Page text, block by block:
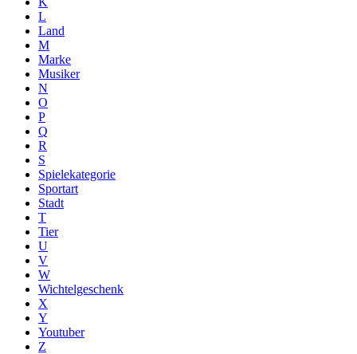
L
Land
M
Marke
Musiker
N
O
P
Q
R
S
Spielekategorie
Sportart
Stadt
T
Tier
U
V
W
Wichtelgeschenk
X
Y
Youtuber
Z